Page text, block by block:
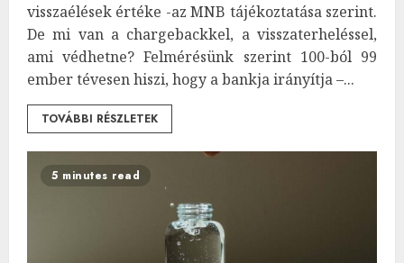
visszaélések értéke -az MNB tájékoztatása szerint.
De mi van a chargebackkel, a visszaterheléssel,
ami védhetne? Felmérésünk szerint 100-ból 99
ember tévesen hiszi, hogy a bankja irányítja –...
TOVÁBBI RÉSZLETEK
5 minutes read